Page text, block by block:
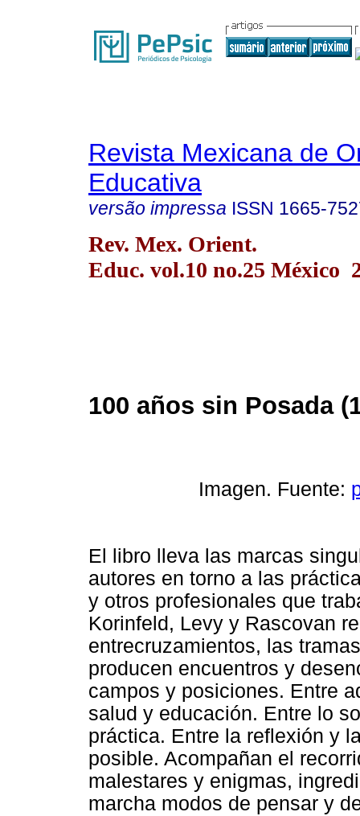
Revista Mexicana de
Educativa
versão impressa ISSN 1665-
Rev. Mex. Orient.
Educ. vol.10 no.25 México
100 años sin Posada
Imagen. Fuente:
El libro lleva las marcas
autores en torno a las
y otros profesionales que
Korinfeld, Levy y Rascovan
entrecruzamientos, las
producen encuentros y
campos y posiciones. Entre
salud y educación. Entre lo
práctica. Entre la reflexión y
posible. Acompañan el
malestares y enigmas,
marcha modos de pensar y